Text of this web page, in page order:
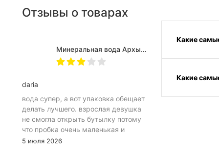
Какие
Какие
Отзывы о товарах
Минеральная вода Архыз Vita негазированная, ПЭТ 0.5 л (12 штук)
daria
вода супер, а вот упаковка обещает
делать лучшего. взрослая девушка
не смогла открыть бутылку потому
что пробка очень маленькая и
неудобное расположение
5 июля 2026